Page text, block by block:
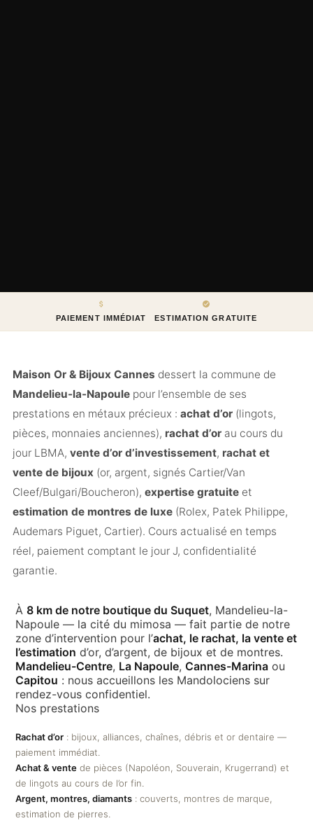
PAIEMENT IMMÉDIAT ESTIMATION GRATUITE
Maison Or & Bijoux Cannes dessert la commune de
Mandelieu-la-Napoule pour l’ensemble de ses
prestations en métaux précieux : achat d’or (lingots,
pièces, monnaies anciennes), rachat d’or au cours du
jour LBMA, vente d’or d’investissement, rachat et
vente de bijoux (or, argent, signés Cartier/Van
Cleef/Bulgari/Boucheron), expertise gratuite et
estimation de montres de luxe (Rolex, Patek Philippe,
Audemars Piguet, Cartier). Cours actualisé en temps
réel, paiement comptant le jour J, confidentialité
garantie.
À 8 km de notre boutique du Suquet, Mandelieu-la-
Napoule — la cité du mimosa — fait partie de notre
zone d’intervention pour l’achat, le rachat, la vente et
l’estimation d’or, d’argent, de bijoux et de montres.
Mandelieu-Centre, La Napoule,Cannes-Marina ou
Capitou : nous accueillons les Mandolociens sur
rendez-vous confidentiel.
Nos prestations
Rachat d’or : bijoux, alliances, chaînes, débris et or dentaire —
paiement immédiat.
Achat & vente de pièces (Napoléon, Souverain, Krugerrand) et
de lingots au cours de l’or fin.
Argent, montres, diamants : couverts, montres de marque,
estimation de pierres.